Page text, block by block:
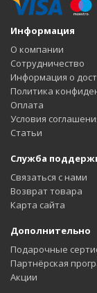
Информация
О компании
Сотрудничество
Информация о
Политика
Оплата
Условия
Статьи
Служба
Связаться с нами
Возврат товара
Карта сайта
Дополнительно
Подарочные
Партнёрская
Акции